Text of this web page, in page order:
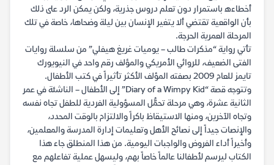
أخطاءه باستمرار دون تعلم دروس جذرية، ولكن يمكن الرد على ذلك
بأن الواقعية تقتضي ألا يتغير الإنسان بين ليلة وضحاها، خاصة في تلك
المرحلة العمرية الحرجة.
تأتي رواية “مذكرات طالب – يوميات غريغ هيفلي” من سلسلة روايات
الفتى الضعيف، للروائي الأمريكي والمؤلف رقم واحد في النيويورك
تايمز للعام 2009 بصفته المؤلف الأكثر تأثيراً في كتب الأطفال.
وتتوجه قصة “Diary of a Wimpy Kid” إلى الأطفال – الناشئة في عمر
الثانية عشرة، وهي مرحلة تحمُّل المسؤولية الفردية للطفل تجاه نفسه
وتجاه الآخرين، ومنها الاستيقاظ باكراً والالتزام بالوقت المحدد،
والإنصات جيداً إلى نصائح الأهل وتعليمات إدارة المدرسة والمعلمين،
وأخيراً أداء الفروض والواجبات اليومية. من هذا المنطلق جاء هذا
الكتاب ليرسم لأطفالنا عالماً خاصاً بهم، وليسهل عملية تفاعلهم مع